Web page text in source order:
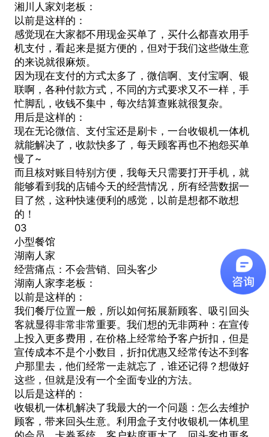
湘川人家刘老板：
以前是这样的：
感觉现在大家都不用现金买单了，买什么都喜欢用手
机支付，看起来是挺方便的，但对于我们这些做生意
的来说就很麻烦。
因为现在支付的方式太多了，微信啊、支付宝啊、银
联啊，各种付款方式，不同的方式要求又不一样，手
忙脚乱，收钱不集中，每次结算查账就很复杂。
用后是这样的：
现在无论微信、支付宝还是刷卡，一台收银机一体机
就能解决了，收款快多了，每天顾客再也不抱怨买单
慢了~
而且核对账目特别方便，我每天只需要打开手机，就
能够看到我的店铺今天的经营情况，所有经营数据一
目了然，这种快速便利的感觉，以前是想都不敢想
的！
03
小型餐馆
湖南人家
经营痛点：不会营销、回头客少
湖南人家李老板：
以前是这样的：
我们餐厅位置一般，所以如何拓展新顾客、吸引回头
客就显得非常非常重要。我们想的无非两种：在宣传
上投入更多费用，在价格上经常给予客户折扣，但是
宣传成本不是个小数目，折扣优惠又经常传达不到客
户那里去，他们经常一走就忘了，谁还记得？想做好
这些，但就是没有一个全面专业的方法。
以后是这样的：
收银机一体机解决了我最大的一个问题：怎么去维护
顾客，带来回头生意。利用盒子支付收银机一体机里